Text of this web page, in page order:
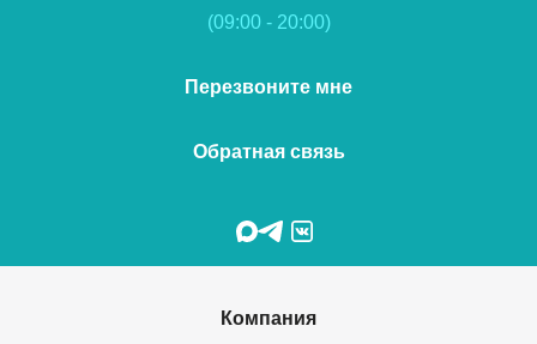
(09:00 - 20:00)
Перезвоните мне
Обратная связь
Компания